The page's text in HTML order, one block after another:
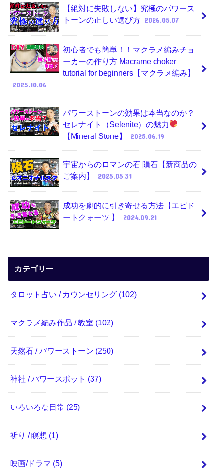
【絶対に失敗しない】究極のパワース
トーンの正しい選び方 2026.05.07
初心者でも簡単！！マクラメ編みチョ
ーカーの作り方 Macrame choker
tutorial for beginners【マクラメ編み】
2025.10.06
パワーストーンの効果は本当なのか？
セレナイト（Selenite）の魅力
【Mineral Stone】
2025.06.19
宇宙からのロマンの石 隕石【新商品の
ご案内】
2025.05.31
成功を劇的に引き寄せる方法【エピド
ートクォーツ 】
2024.09.21
カテゴリー
タロット占い / カウンセリング (102)
マクラメ編み作品 / 教室 (102)
天然石 / パワーストーン (250)
神社 / パワースポット (37)
いろいろな日常 (25)
祈り / 瞑想 (1)
映画/ドラマ (5)